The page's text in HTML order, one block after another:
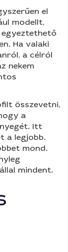
el
modellt,
Ha valaki
a célról
nekem
összevetni,
a
Itt
a legjobb.
mond.
mindent.